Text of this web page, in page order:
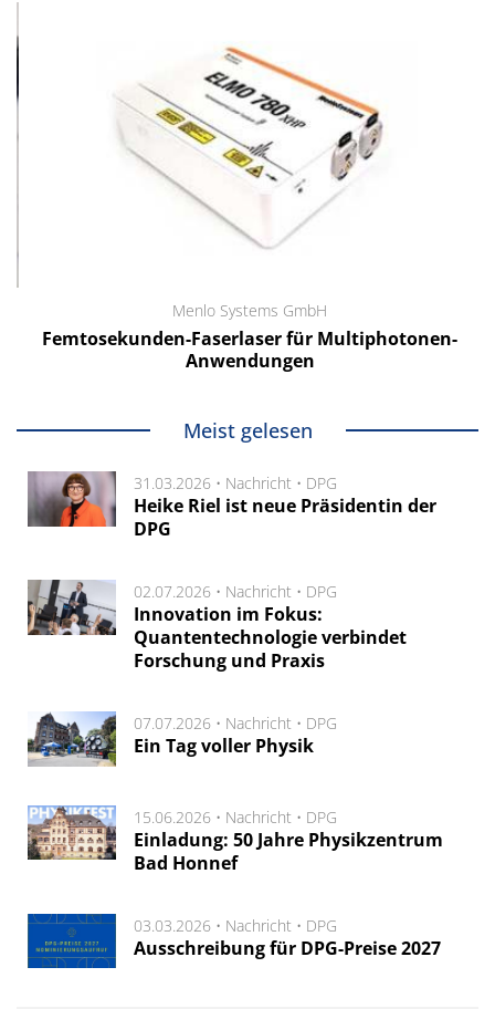
Menlo Systems GmbH
Femtosekunden-Faserlaser für Multiphotonen-
Anwendungen
Meist gelesen
31.03.2026 • Nachricht • DPG
Heike Riel ist neue Präsidentin der
DPG
02.07.2026 • Nachricht • DPG
Innovation im Fokus:
Quantentechnologie verbindet
Forschung und Praxis
07.07.2026 • Nachricht • DPG
Ein Tag voller Physik
15.06.2026 • Nachricht • DPG
Einladung: 50 Jahre Physikzentrum
Bad Honnef
03.03.2026 • Nachricht • DPG
Ausschreibung für DPG-Preise 2027